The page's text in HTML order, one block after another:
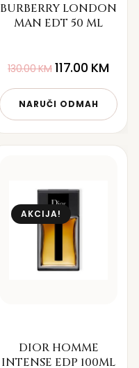
BURBERRY LONDON
MAN EDT 50 ML
130.00KM 117.00 KM
NARUČI ODMAH
AKCIJA!
DIOR HOMME
INTENSE EDP 100ML